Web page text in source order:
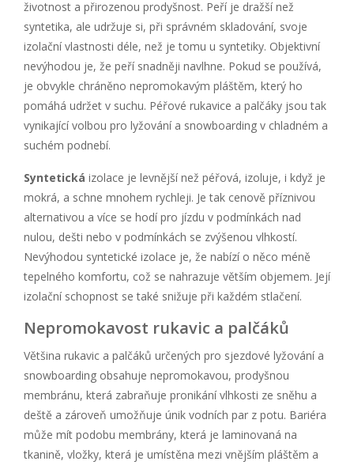
životnost a přirozenou prodyšnost. Peří je dražší než
syntetika, ale udržuje si, při správném skladování, svoje
izolační vlastnosti déle, než je tomu u syntetiky. Objektivní
nevýhodou je, že peří snadněji navlhne. Pokud se používá,
je obvykle chráněno nepromokavým pláštěm, který ho
pomáhá udržet v suchu. Péřové rukavice a palčáky jsou tak
vynikající volbou pro lyžování a snowboarding v chladném a
suchém podnebí.
Syntetická izolace je levnější než péřová, izoluje, i když je
mokrá, a schne mnohem rychleji. Je tak cenově příznivou
alternativou a více se hodí pro jízdu v podmínkách nad
nulou, dešti nebo v podmínkách se zvýšenou vlhkostí.
Nevýhodou syntetické izolace je, že nabízí o něco méně
tepelného komfortu, což se nahrazuje větším objemem. Její
izolační schopnost se také snižuje při každém stlačení.
Nepromokavost rukavic a palčáků
Většina rukavic a palčáků určených pro sjezdové lyžování a
snowboarding obsahuje nepromokavou, prodyšnou
membránu, která zabraňuje pronikání vlhkosti ze sněhu a
deště a zároveň umožňuje únik vodních par z potu. Bariéra
může mít podobu membrány, která je laminovaná na
tkanině, vložky, která je umístěna mezi vnějším pláštěm a